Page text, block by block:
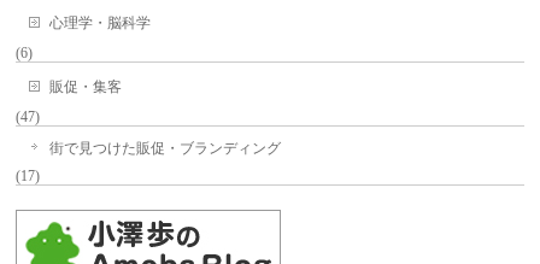
心理学・脳科学
(6)
販促・集客
(47)
街で見つけた販促・ブランディング
(17)